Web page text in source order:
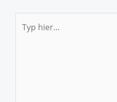
hier...